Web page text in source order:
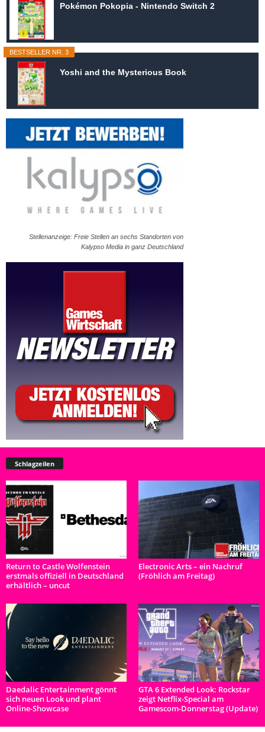
Pokémon Pokopia - Nintendo Switch 2
BESTSELLER NR. 3
Yoshi and the Mysterious Book
Stellenanzeige: Freie Stellen an sechs Standorten von
Kalypso Media in ganz Deutschland
Schlagzeilen
Return to Castle Wolfenstein
erstmals offiziell in Deutschland
erhältlich – uncut
Electronic Arts – ein Nachruf
(Fröhlich am Freitag)
Daedalic Entertainment gönnt
sich neuen Look und plant
Online-Showcase
GTA 6 Extended Look: Rockstar
zeigt Netflix-Special am
Gamescom-Donnerstag (Update)